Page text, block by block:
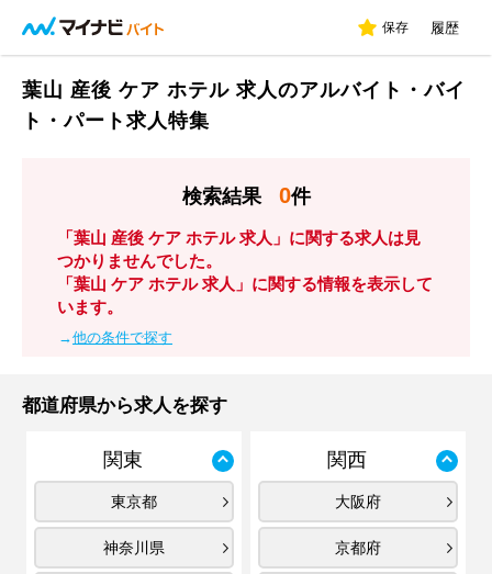
保存 履歴
葉山 産後 ケア ホテル 求人のアルバイト・バイ
ト・パート求人特集
検索結果 0件
「葉山 産後 ケア ホテル 求人」に関する求人は見
つかりませんでした。
「葉山 ケア ホテル 求人」に関する情報を表示して
います。
→他の条件で探す
都道府県から求人を探す
関東
東京都
神奈川県
関西
大阪府
京都府